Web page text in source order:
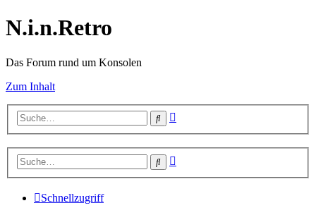
N.i.n.Retro
Das Forum rund um Konsolen
Zum Inhalt
Suche
Suche
Schnellzugriff